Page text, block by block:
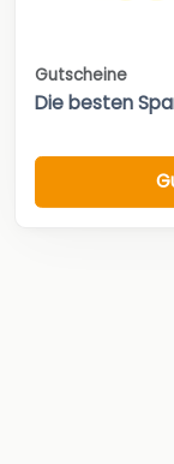
Gutscheine
Die besten